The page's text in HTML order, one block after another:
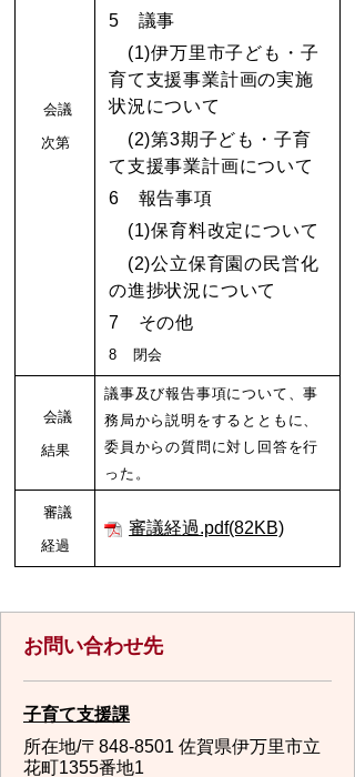
会議
次第
5 議事
(1)伊万里市子ども・子
育て支援事業計画の実施
状況について
(2)第3期子ども・子育
て支援事業計画について
6 報告事項
(1)保育料改定について
(2)公立保育園の民営化
の進捗状況について
7 その他
8 閉会
会議
結果
議事及び報告事項について、事
務局から説明をするとともに、
委員からの質問に対し回答を行
った。
審議
経過
審議経過.pdf(82KB)
お問い合わせ先
子育て支援課
所在地/〒848-8501 佐賀県伊万里市立
花町1355番地1